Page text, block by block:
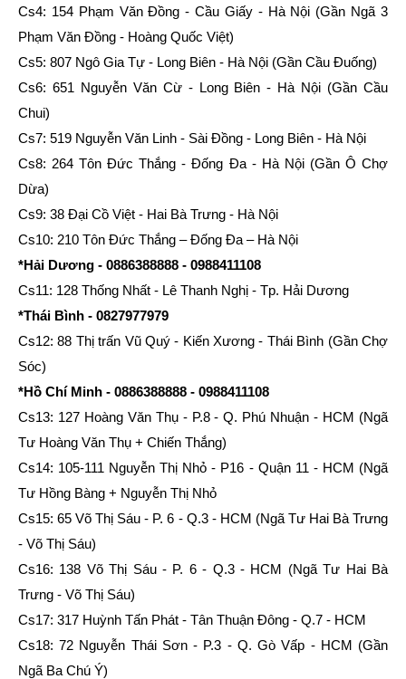
Cs4: 154 Phạm Văn Đồng - Cầu Giấy - Hà Nội (Gần Ngã 3
Phạm Văn Đồng - Hoàng Quốc Việt)
Cs5: 807 Ngô Gia Tự - Long Biên - Hà Nội (Gần Cầu Đuống)
Cs6: 651 Nguyễn Văn Cừ - Long Biên - Hà Nội (Gần Cầu
Chui)
Cs7: 519 Nguyễn Văn Linh - Sài Đồng - Long Biên - Hà Nội
Cs8: 264 Tôn Đức Thắng - Đống Đa - Hà Nội (Gần Ô Chợ
Dừa)
Cs9: 38 Đại Cồ Việt - Hai Bà Trưng - Hà Nội
Cs10: 210 Tôn Đức Thắng – Đống Đa – Hà Nội
*Hải Dương - 0886388888 - 0988411108
Cs11: 128 Thống Nhất - Lê Thanh Nghị - Tp. Hải Dương
*Thái Bình - 0827977979
Cs12: 88 Thị trấn Vũ Quý - Kiến Xương - Thái Bình (Gần Chợ
Sóc)
*Hồ Chí Minh - 0886388888 - 0988411108
Cs13: 127 Hoàng Văn Thụ - P.8 - Q. Phú Nhuận - HCM (Ngã
Tư Hoàng Văn Thụ + Chiến Thắng)
Cs14: 105-111 Nguyễn Thị Nhỏ - P16 - Quận 11 - HCM (Ngã
Tư Hồng Bàng + Nguyễn Thị Nhỏ
Cs15: 65 Võ Thị Sáu - P. 6 - Q.3 - HCM (Ngã Tư Hai Bà Trưng
- Võ Thị Sáu)
Cs16: 138 Võ Thị Sáu - P. 6 - Q.3 - HCM (Ngã Tư Hai Bà
Trưng - Võ Thị Sáu)
Cs17: 317 Huỳnh Tấn Phát - Tân Thuận Đông - Q.7 - HCM
Cs18: 72 Nguyễn Thái Sơn - P.3 - Q. Gò Vấp - HCM (Gần
Ngã Ba Chú Ý)